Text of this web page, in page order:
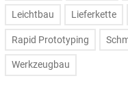
Leichtbau Lieferkette
Rapid Prototyping
Werkzeugbau